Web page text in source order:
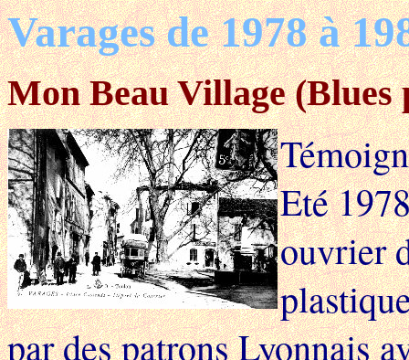
Varages de 1978 à
Mon Beau Village (Blues
Eté
ouvrier
par des patrons Lyonnais